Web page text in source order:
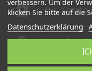
account_box Ihr Konto
Shop-
verbessern. Um der
klicken Sie bitte auf die
Datenschutzerklärung